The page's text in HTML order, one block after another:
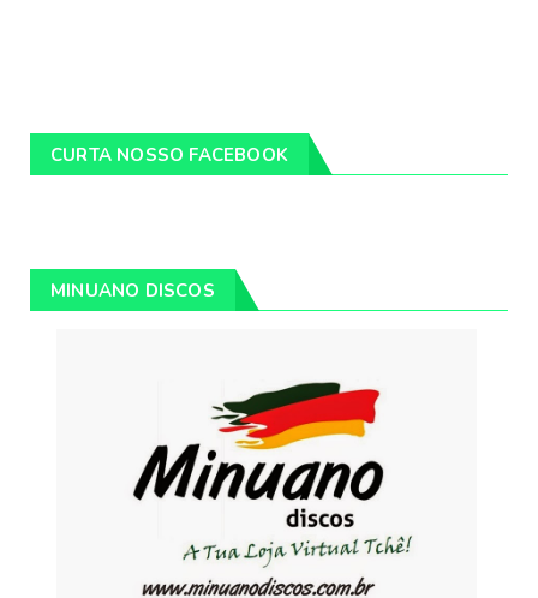
CURTA NOSSO FACEBOOK
MINUANO DISCOS